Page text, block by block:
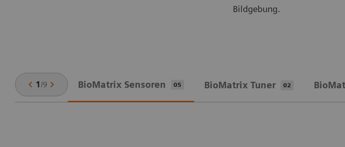
Bildgebung.
1 /9 BioMatrix Sensoren 05 BioMatrix Tuner 02